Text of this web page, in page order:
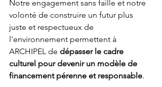
Notre engagement sans faille et notre
volonté de construire un futur plus
juste et respectueux de
l'environnement permettent à
ARCHIPEL de dépasser le cadre
culturel pour devenir un modèle de
financement pérenne et responsable.